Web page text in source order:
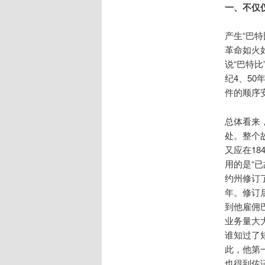
一、不仅
产生“巴
革命如火
说“巴特
纪4、50
件的顺序
总体看来
处。整个
又应在
用的是“
约州修订
年。修订
到他雇佣
业务量大
谁知过了
此，他第